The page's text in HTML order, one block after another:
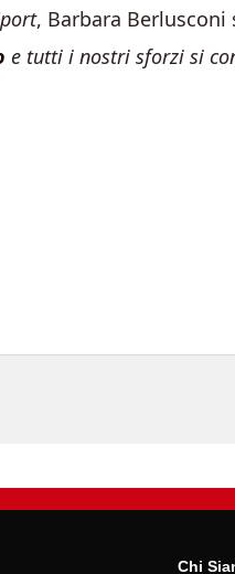
, Barbara
e tutti i nostri sforzi si
Chi